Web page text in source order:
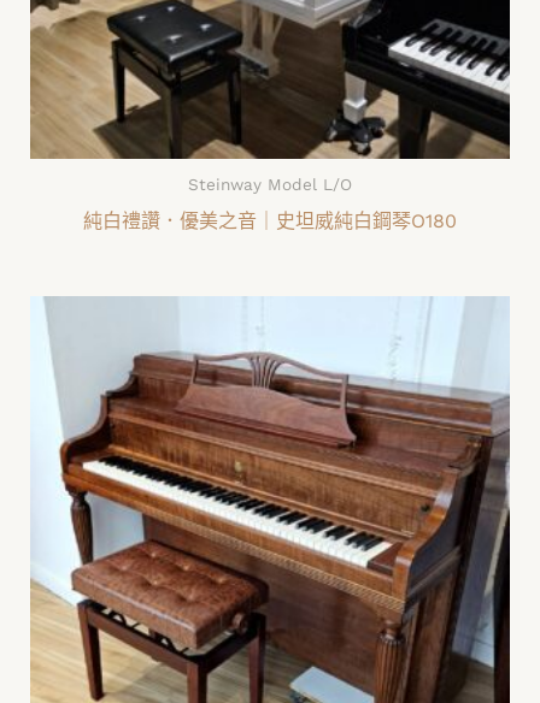
Steinway Model L/O
純白禮讚．優美之音｜史坦威純白鋼琴O180